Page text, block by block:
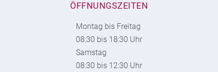
ÖFFNUNGSZEITEN
Montag bis Freitag
08:30 bis 18:30 Uhr
Samstag
08:30 bis 12:30 Uhr